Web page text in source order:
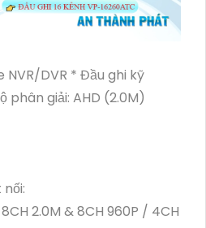
NVR/DVR * Đầu ghi kỹ
phân giải: AHD (2.0M)
2.0M & 8CH 960P / 4CH